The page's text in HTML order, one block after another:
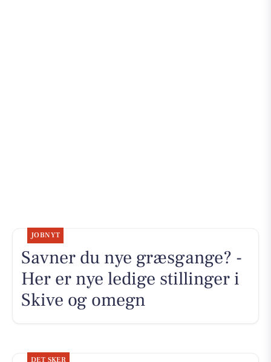
JOBNYT
Savner du nye græsgange? -
Her er nye ledige stillinger i
Skive og omegn
DET SKER